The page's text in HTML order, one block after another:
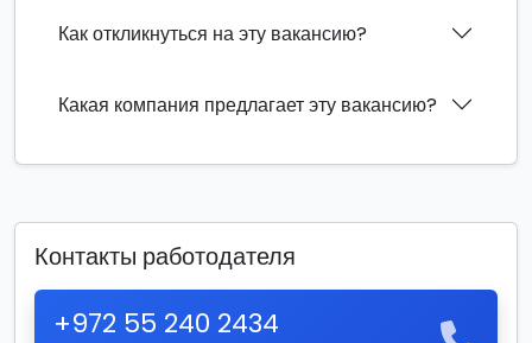
Как откликнуться на эту вакансию?
Какая компания предлагает эту вакансию?
Контакты работодателя
+972 55 240 2434